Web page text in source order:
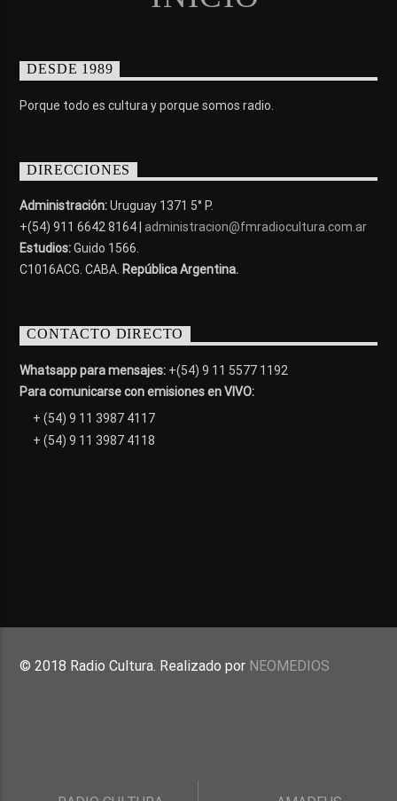
DESDE 1989
Porque todo es cultura y porque somos radio.
DIRECCIONES
Administración:Uruguay 1371 5° P.
+(54) 911 6642 8164 | administracion@fmradiocultura.com.ar
Estudios:Guido 1566.
C1016ACG. CABA. República Argentina.
CONTACTO DIRECTO
Whatsapp para mensajes: +(54) 9 11 5577 1192
Para comunicarse con emisiones en VIVO:
+ (54) 9 11 3987 4117
+ (54) 9 11 3987 4118
© 2018 Radio Cultura. Realizado por NEOMEDIOS